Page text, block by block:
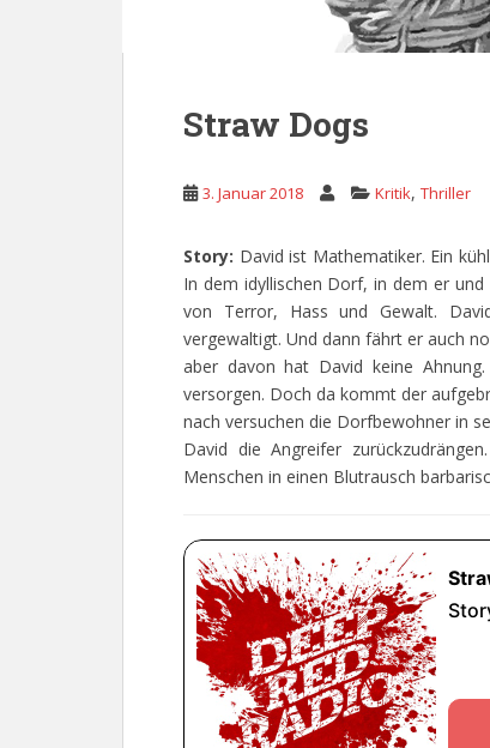
Straw Dogs
3. Januar 2018 Kritik, Thriller
Story: David ist Mathematiker. Ein
In dem idyllischen Dorf, in dem er
von Terror, Hass und Gewalt.
vergewaltigt. Und dann fährt er auch
aber davon hat David keine
versorgen. Doch da kommt der
nach versuchen die Dorfbewohner in
David die Angreifer
Menschen in einen Blutrausch